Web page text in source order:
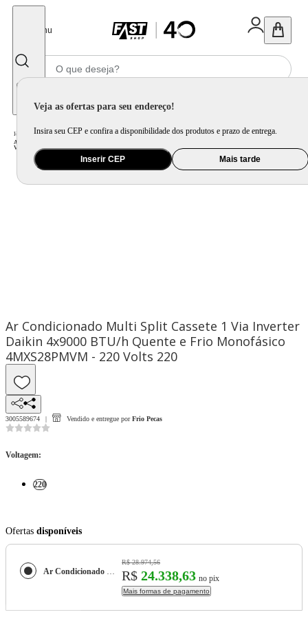
Menu
Veja as ofertas para seu endereço!
Insira seu CEP e confira a disponibilidade dos produtos e prazo de entrega.
Inserir CEP Mais tarde
Home Ar e Ventilação / Ar Condicionado
Ar Condicionado Multi Split Cassete 1 Via Inverter Daikin 4x9000 BTU/h Quente e Frio Monofásico 4MXS28PMVM - 220
Volts
Ar Condicionado Multi Split Cassete 1 Via Inverter
Daikin 4x9000 BTU/h Quente e Frio Monofásico
4MXS28PMVM - 220 Volts 220
3005589674 Vendido e entregue por Frio Pecas
Voltagem:
220
Ofertas disponíveis
Ar Condicionado Multi Split Cassete 1 Via Inverter Daikin 4x9000 BTU/h Quente e Frio Monofásico 4MXS28PMVM - 220 Volts
R$ 28.974,56
R$ 24.338,63 no pix
Mais formas de pagamento